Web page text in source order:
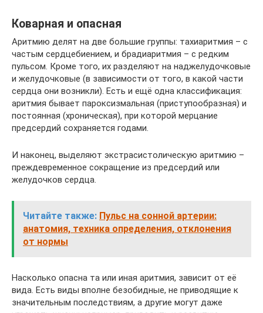
Коварная и опасная
Аритмию делят на две большие группы: тахиаритмия – с
частым сердцебиением, и брадиаритмия – с редким
пульсом. Кроме того, их разделяют на наджелудочковые
и желудочковые (в зависимости от того, в какой части
сердца они возникли). Есть и ещё одна классификация:
аритмия бывает пароксизмальная (приступообразная) и
постоянная (хроническая), при которой мерцание
предсердий сохраняется годами.
И наконец, выделяют экстрасистолическую аритмию –
преждевременное сокращение из предсердий или
желудочков сердца.
Читайте также: Пульс на сонной артерии:
анатомия, техника определения, отклонения
от нормы
Насколько опасна та или иная аритмия, зависит от её
вида. Есть виды вполне безобидные, не приводящие к
значительным последствиям, а другие могут даже